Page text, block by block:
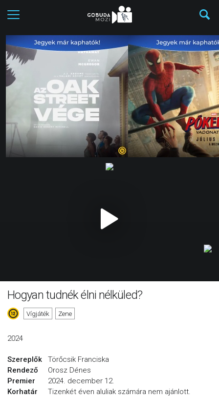
Hogyan tudnék élni nélküled?
Vígjáték Zene
2024
Szereplők
Törőcsik Franciska
Rendező
Orosz Dénes
Premier
2024. december 12.
Korhatár
Tizenkét éven aluliak számára nem ajánlott.